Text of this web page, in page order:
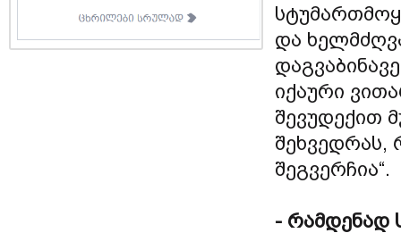
და
იქაური
შევუდექით
შეხვედრას,
შეგვერჩია“.
- რამდენად